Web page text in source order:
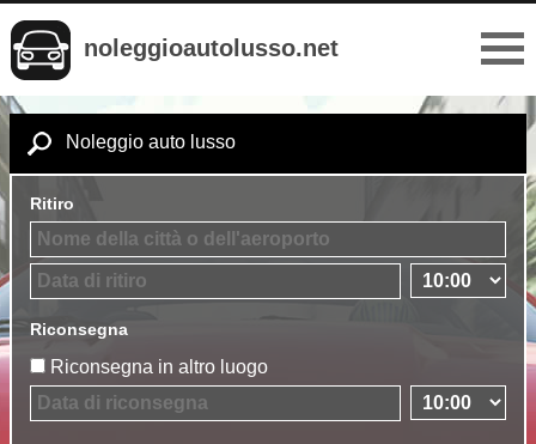
noleggioautolusso.net
Noleggio auto lusso
Ritiro
Riconsegna
Riconsegna in altro luogo